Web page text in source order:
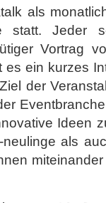
als
statt. Jeder
Vortrag
ein kurzes
der
Ideen
als